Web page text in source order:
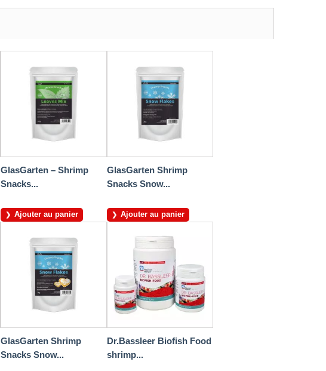
GlasGarten – Shrimp
Snacks...
Ajouter au panier
GlasGarten Shrimp
Snacks Snow...
Ajouter au panier
GlasGarten Shrimp
Snacks Snow...
Dr.Bassleer Biofish Food
shrimp...